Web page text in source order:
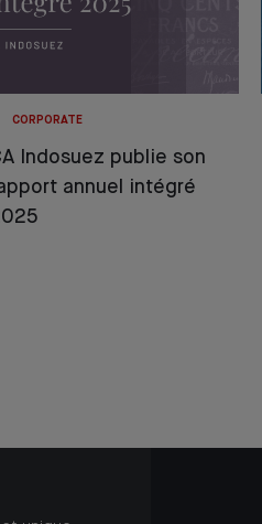
CORPORATE
Indosuez publie son
annuel intégré